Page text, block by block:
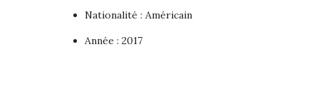
Nationalité : Américain
Année : 2017